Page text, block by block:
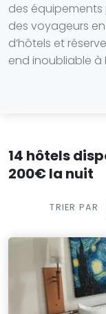
des
des voyageurs
d’hôtels et
end inoubliable à
14 hôtels
200€ la nuit
TRIER PAR